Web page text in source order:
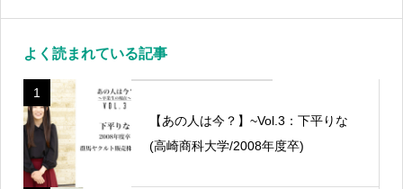
よく読まれている記事
1
【あの人は今？】~Vol.3：下平りな
(高崎商科大学/2008年度卒)